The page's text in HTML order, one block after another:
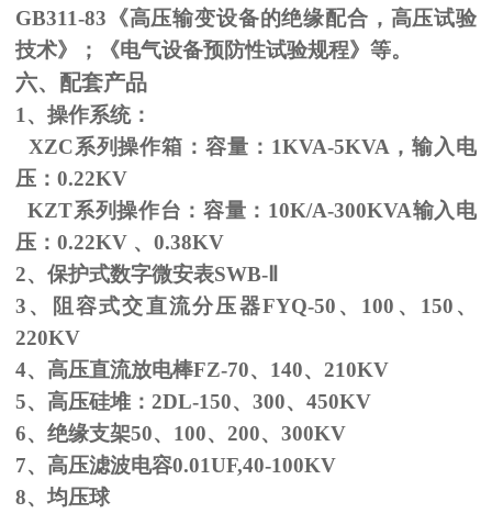
GB311-83 《高压输变设备的绝缘配合，高压试验
技术》；《电气设备预防性试验规程》等。
六、配套产品
1、操作系统：
XZC系列操作箱：容量： 1KVA-5KVA ，输入电
压： 0.22KV
KZT系列操作台：容量： 10K/A-300KVA输入电
压： 0.22KV 、 0.38KV
2、保护式数字微安表SWB-
3、阻容式交直流分压器FYQ-50 、 100 、 150 、
220KV
4、高压直流放电棒FZ-70、 140、 210KV
5、高压硅堆： 2DL-150、 300、 450KV
6、绝缘支架50、 100、 200、 300KV
7、高压滤波电容0.01UF,40-100KV
8、均压球